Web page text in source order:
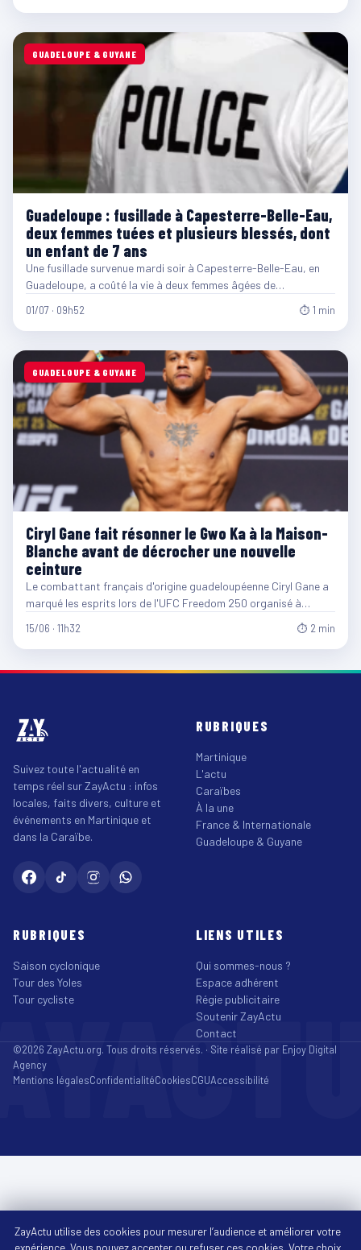
GUADELOUPE & GUYANE
Guadeloupe : fusillade à Capesterre-Belle-Eau,
deux femmes tuées et plusieurs blessés, dont
un enfant de 7 ans
Une fusillade survenue mardi soir à Capesterre-Belle-Eau, en
Guadeloupe, a coûté la vie à deux femmes âgées de…
01/07 · 09h52 ⏱ 1 min
GUADELOUPE & GUYANE
Ciryl Gane fait résonner le Gwo Ka à la Maison-
Blanche avant de décrocher une nouvelle
ceinture
Le combattant français d'origine guadeloupéenne Ciryl Gane a
marqué les esprits lors de l'UFC Freedom 250 organisé à…
15/06 · 11h32 ⏱ 2 min
Suivez toute l'actualité en
temps réel sur ZayActu : infos
locales, faits divers, culture et
événements en Martinique et
dans la Caraïbe.
RUBRIQUES
Martinique
L'actu
Caraïbes
À la une
France & Internationale
Guadeloupe & Guyane
RUBRIQUES
Saison cyclonique
Tour des Yoles
Tour cycliste
LIENS UTILES
Qui sommes-nous ?
Espace adhérent
Régie publicitaire
Soutenir ZayActu
Contact
©2026 ZayActu.org. Tous droits réservés. · Site réalisé par Enjoy Digital
Agency
Mentions légalesConfidentialitéCookiesCGUAccessibilité
ZayActu utilise des cookies pour mesurer l’audience et améliorer votre
expérience. Vous pouvez accepter ou refuser ces cookies. Votre choix